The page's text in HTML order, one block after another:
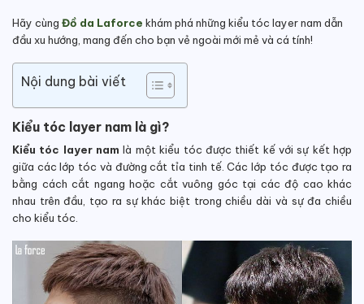
Hãy cùng Đồ da Laforce khám phá những kiểu tóc layer nam dẫn
đầu xu hướng, mang đến cho bạn vẻ ngoài mới mẻ và cá tính!
Nội dung bài viết
Kiểu tóc layer nam là gì?
Kiểu tóc layer nam là một kiểu tóc được thiết kế với sự kết hợp
giữa các lớp tóc và đường cắt tỉa tinh tế. Các lớp tóc được tạo ra
bằng cách cắt ngang hoặc cắt vuông góc tại các độ cao khác
nhau trên đầu, tạo ra sự khác biệt trong chiều dài và sự đa chiều
cho kiểu tóc.